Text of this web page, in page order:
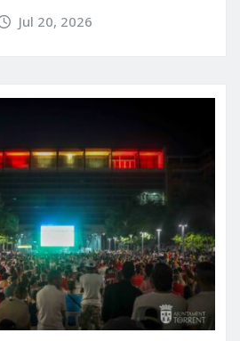
Jul 20, 2026